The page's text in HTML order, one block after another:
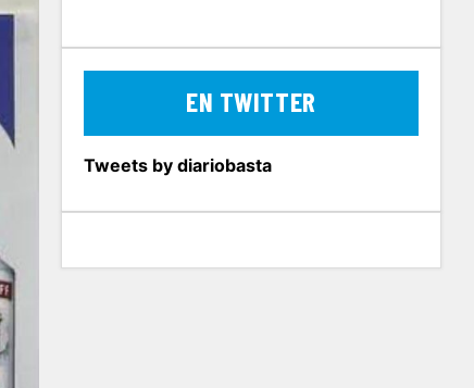
EN TWITTER
Tweets by diariobasta